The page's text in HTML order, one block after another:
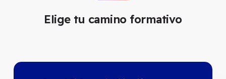
Elige tu camino formativo